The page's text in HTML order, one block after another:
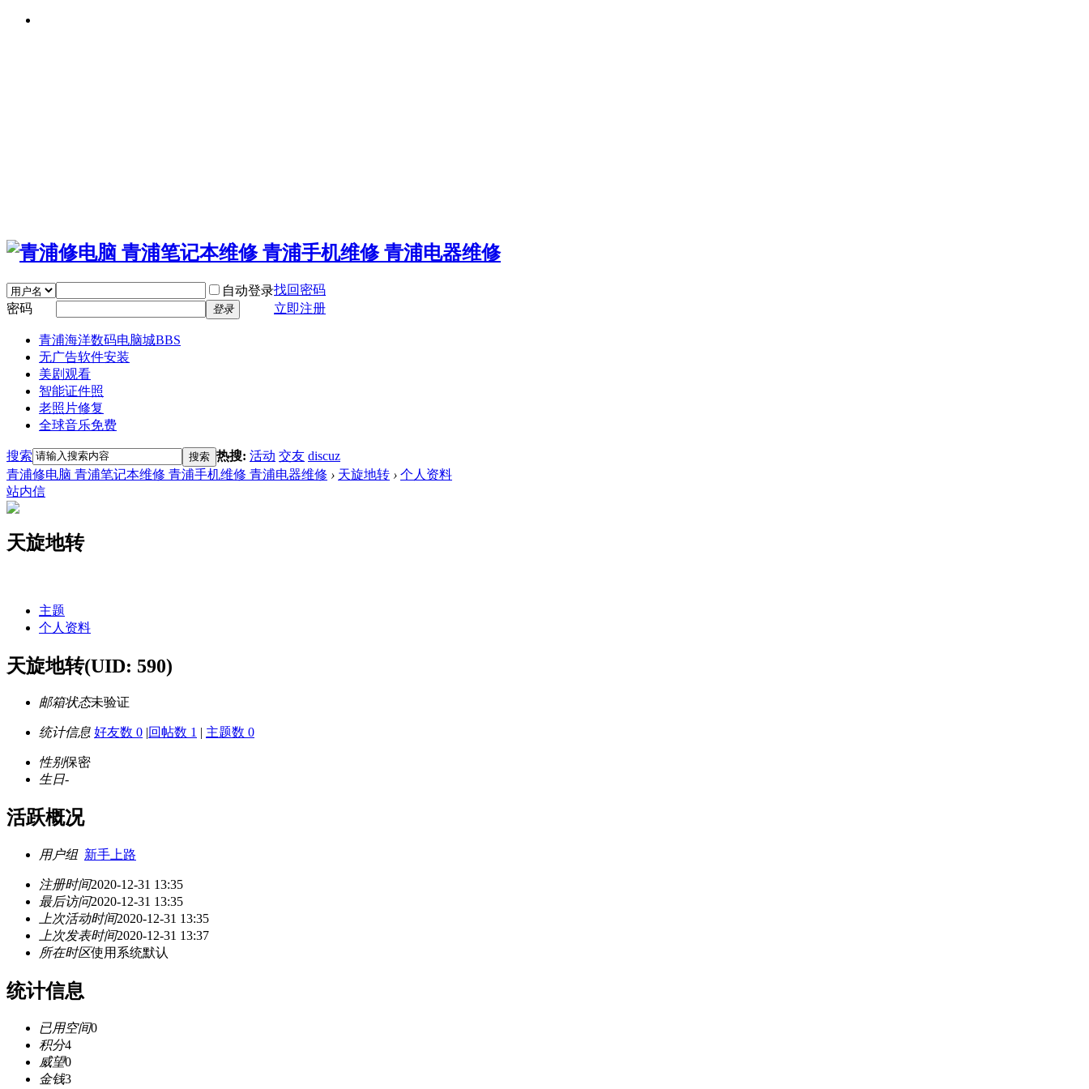
自动登录找回密码
密码
登录 立即注册
青浦海洋数码电脑城BBS
无广告软件安装
美剧观看
智能证件照
老照片修复
全球音乐免费
搜索 搜索 热搜: 活动 交友 discuz
青浦修电脑 青浦笔记本维修 青浦手机维修 青浦电器维修 › 天旋地转 › 个人资料
站内信
天旋地转
主题
个人资料
天旋地转(UID: 590)
邮箱状态未验证
统计信息 好友数 0 |回帖数 1 | 主题数 0
性别保密
生日-
活跃概况
用户组 新手上路
注册时间2020-12-31 13:35
最后访问2020-12-31 13:35
上次活动时间2020-12-31 13:35
上次发表时间2020-12-31 13:37
所在时区使用系统默认
统计信息
已用空间0
积分4
威望0
金钱3